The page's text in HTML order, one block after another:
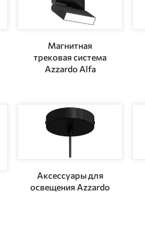
Магнитная
трековая система
Azzardo Alfa
Аксессуары для
освещения Azzardo